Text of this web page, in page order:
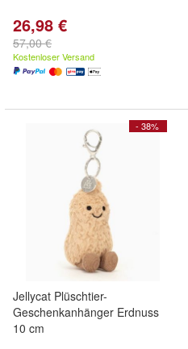
26,98 €
57,00 €
Kostenloser Versand
- 38%
Jellycat Plüschtier-
Geschenkanhänger Erdnuss
10 cm